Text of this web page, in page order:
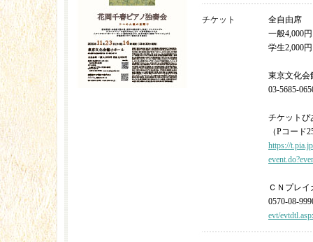
チケット
全自由席
一般4,000円
学生2,000円
東京文化会
03-5685-
チケットぴ
（Pコード
https://
ＣＮプレイ
0570-08-
evt/